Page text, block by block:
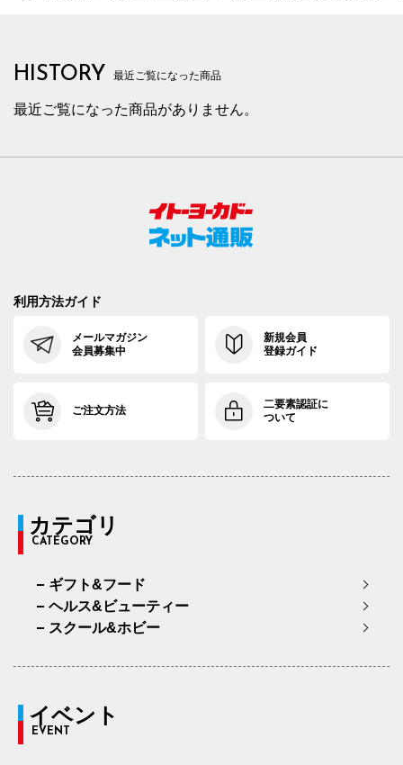
HISTORY 最近ご覧になった商品
最近ご覧になった商品がありません。
利用方法ガイド
メールマガジン
会員募集中
新規会員
登録ガイド
ご注文方法
二要素認証に
ついて
カテゴリ
CATEGORY
ギフト&フード
ヘルス&ビューティー
スクール&ホビー
イベント
EVENT